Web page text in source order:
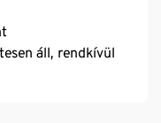
áll, rendkívül